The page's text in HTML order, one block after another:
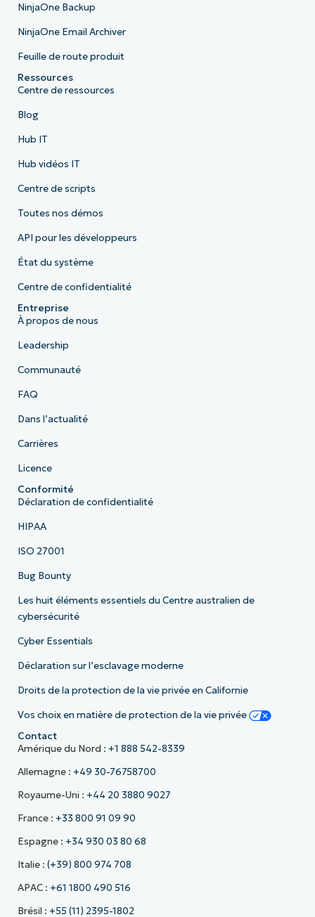
NinjaOne Backup
NinjaOne Email Archiver
Feuille de route produit
Ressources
Centre de ressources
Blog
Hub IT
Hub vidéos IT
Centre de scripts
Toutes nos démos
API pour les développeurs
État du système
Centre de confidentialité
Entreprise
À propos de nous
Leadership
Communauté
FAQ
Dans l’actualité
Carrières
Licence
Conformité
Déclaration de confidentialité
HIPAA
ISO 27001
Bug Bounty
Les huit éléments essentiels du Centre australien de
cybersécurité
Cyber Essentials
Déclaration sur l’esclavage moderne
Droits de la protection de la vie privée en Californie
Vos choix en matière de protection de la vie privée
Contact
Amérique du Nord : +1 888 542-8339
Allemagne : +49 30-76758700
Royaume-Uni : +44 20 3880 9027
France : +33 800 91 09 90
Espagne : +34 930 03 80 68
Italie : (+39) 800 974 708
APAC : +61 1800 490 516
Brésil : +55 (11) 2395-1802